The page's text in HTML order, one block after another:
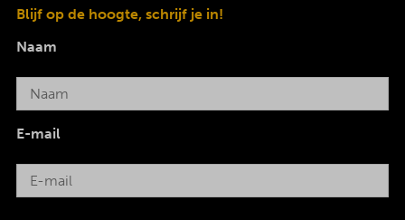
Blijf op de hoogte, schrijf je in!
Naam
E-mail